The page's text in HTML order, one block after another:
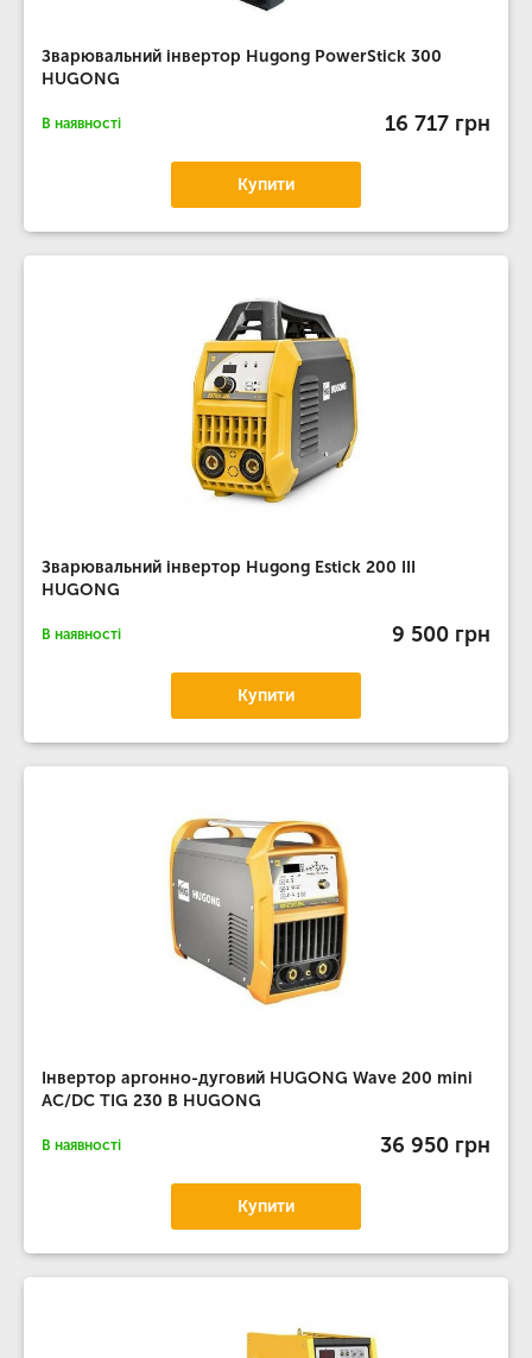
Зварювальний інвертор Hugong PowerStick 300
HUGONG
В наявності 16 717 грн
Купити
Зварювальний інвертор Hugong Estick 200 III
HUGONG
В наявності 9 500 грн
Купити
Інвертор аргонно-дуговий HUGONG Wave 200 mini
AC/DC TIG 230 В HUGONG
В наявності 36 950 грн
Купити